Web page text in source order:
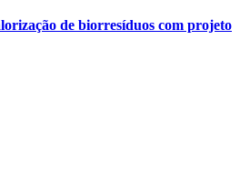
de biorresíduos com projeto